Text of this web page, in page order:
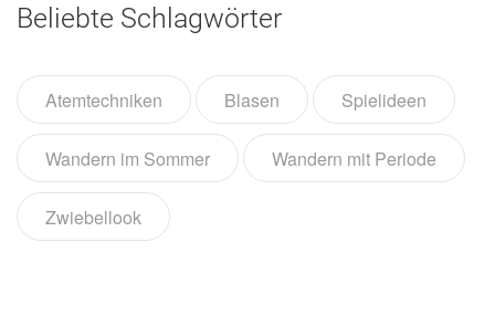
Beliebte Schlagwörter
Atemtechniken Blasen Spielideen
Wandern im Sommer Wandern mit Periode
Zwiebellook